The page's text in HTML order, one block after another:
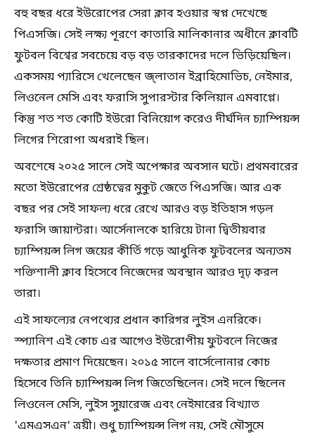
বহু বছর ধরে ইউরোপের সেরা ক্লাব হওয়ার স্বপ্ন দেখেছে
পিএসজি। সেই লক্ষ্য পূরণে কাতারি মালিকানার অধীনে ক্লাবটি
ফুটবল বিশ্বের সবচেয়ে বড় বড় তারকাদের দলে ভিড়িয়েছিল।
একসময় প্যারিসে খেলেছেন জ্লাতান ইব্রাহিমোভিচ, নেইমার,
লিওনেল মেসি এবং ফরাসি সুপারস্টার কিলিয়ান এমবাপ্পে।
কিন্তু শত শত কোটি ইউরো বিনিয়োগ করেও দীর্ঘদিন চ্যাম্পিয়ন্স
লিগের শিরোপা অধরাই ছিল।
অবশেষে ২০২৫ সালে সেই অপেক্ষার অবসান ঘটে। প্রথমবারের
মতো ইউরোপের শ্রেষ্ঠত্বের মুকুট জেতে পিএসজি। আর এক
বছর পর সেই সাফল্য ধরে রেখে আরও বড় ইতিহাস গড়ল
ফরাসি জায়ান্টরা। আর্সেনালকে হারিয়ে টানা দ্বিতীয়বার
চ্যাম্পিয়ন্স লিগ জয়ের কীর্তি গড়ে আধুনিক ফুটবলের অন্যতম
শক্তিশালী ক্লাব হিসেবে নিজেদের অবস্থান আরও দৃঢ় করল
তারা।
এই সাফল্যের নেপথ্যের প্রধান কারিগর লুইস এনরিকে।
স্প্যানিশ এই কোচ এর আগেও ইউরোপীয় ফুটবলে নিজের
দক্ষতার প্রমাণ দিয়েছেন। ২০১৫ সালে বার্সেলোনার কোচ
হিসেবে তিনি চ্যাম্পিয়ন্স লিগ জিতেছিলেন। সেই দলে ছিলেন
লিওনেল মেসি, লুইস সুয়ারেজ এবং নেইমারের বিখ্যাত
'এমএসএন' ত্রয়ী। শুধু চ্যাম্পিয়ন্স লিগ নয়, সেই মৌসুমে